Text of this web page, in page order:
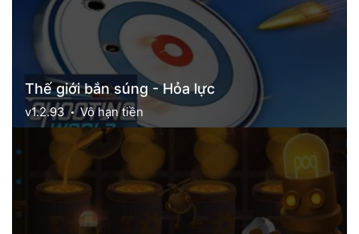
Thế giới bắn súng - Hỏa lực
v1.2.93 Vô hạn tiền